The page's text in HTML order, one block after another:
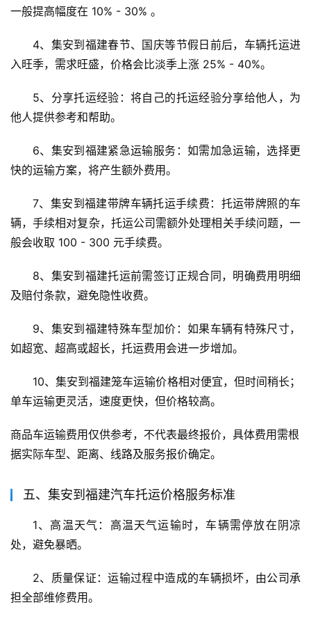
一般提高幅度在 10% - 30% 。
4、集安到福建春节、国庆等节假日前后，车辆托运进
入旺季，需求旺盛，价格会比淡季上涨 25% - 40%。
5、分享托运经验：将自己的托运经验分享给他人，为
他人提供参考和帮助。
6、集安到福建紧急运输服务：如需加急运输，选择更
快的运输方案，将产生额外费用。
7、集安到福建带牌车辆托运手续费：托运带牌照的车
辆，手续相对复杂，托运公司需额外处理相关手续问题，一
般会收取 100 - 300 元手续费。
8、集安到福建托运前需签订正规合同，明确费用明细
及赔付条款，避免隐性收费。
9、集安到福建特殊车型加价：如果车辆有特殊尺寸，
如超宽、超高或超长，托运费用会进一步增加。
10、集安到福建笼车运输价格相对便宜，但时间稍长；
单车运输更灵活，速度更快，但价格较高。
商品车运输费用仅供参考，不代表最终报价，具体费用需根
据实际车型、距离、线路及服务报价确定。
五、集安到福建汽车托运价格服务标准
1、高温天气：高温天气运输时，车辆需停放在阴凉
处，避免暴晒。
2、质量保证：运输过程中造成的车辆损坏，由公司承
担全部维修费用。